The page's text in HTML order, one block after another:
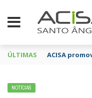
ÚLTIMAS ACISA
NOTÍCIAS